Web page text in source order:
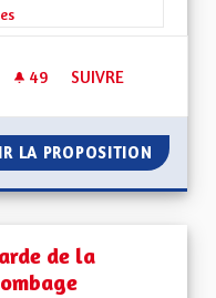
49 49 ABONNÉS
SUIVRE
LA PROPOSITION ETRE
de la